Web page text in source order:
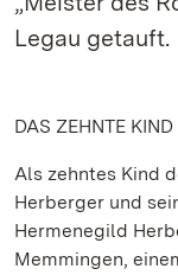
Legau getauft.
DAS ZEHNTE
Als zehntes Kind
Herberger und
Hermenegild
Memmingen,